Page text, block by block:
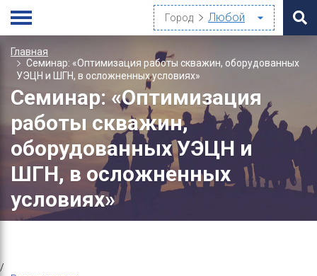
Город
Главная
Семинар: «Оптимизация работы скважин, оборудованных
УЭЦН и ШГН, в осложненных условиях»
Семинар: «Оптимизация
работы скважин,
оборудованных УЭЦН и
ШГН, в осложненных
условиях»
/